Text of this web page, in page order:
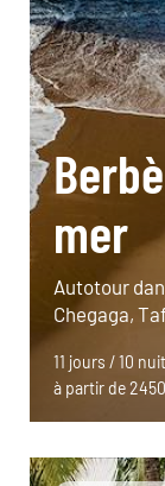
mer
Autotour
Chegaga,
11 jours / 10
à partir de